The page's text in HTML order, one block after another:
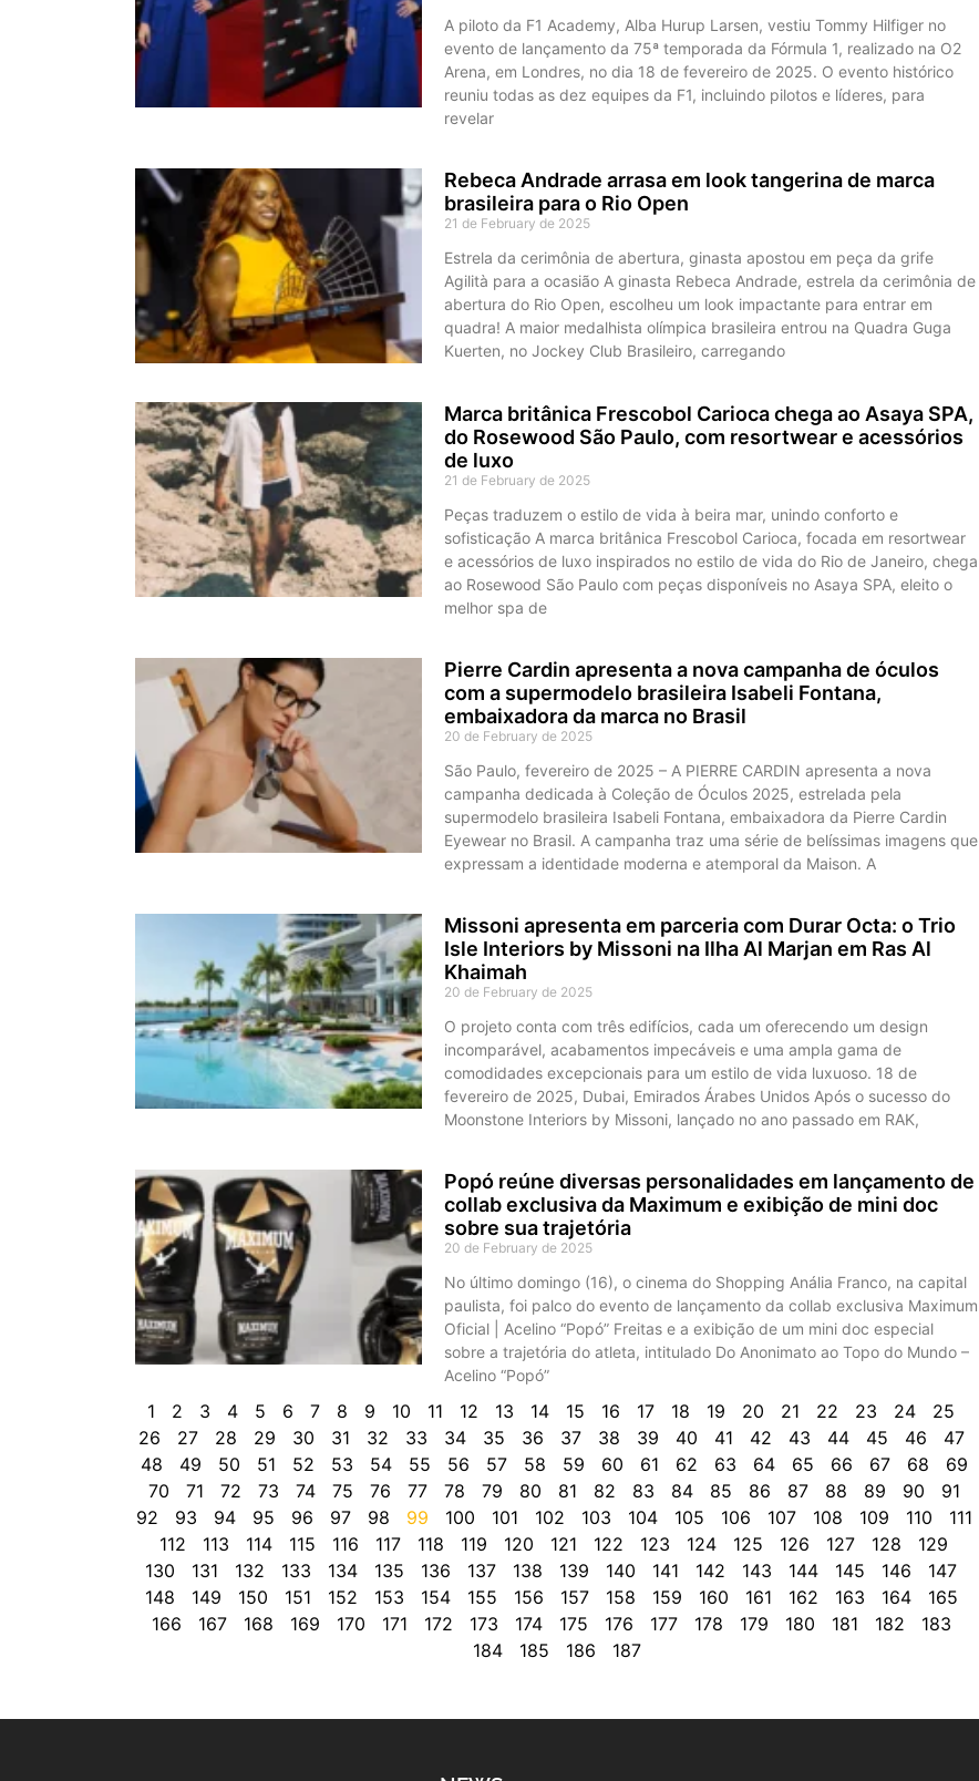
A piloto da F1 Academy, Alba Hurup Larsen, vestiu Tommy Hilfiger no
evento de lançamento da 75ª temporada da Fórmula 1, realizado na O2
Arena, em Londres, no dia 18 de fevereiro de 2025. O evento histórico
reuniu todas as dez equipes da F1, incluindo pilotos e líderes, para
revelar
Rebeca Andrade arrasa em look tangerina de marca
brasileira para o Rio Open
21 de February de 2025
Estrela da cerimônia de abertura, ginasta apostou em peça da grife
Agilità para a ocasião A ginasta Rebeca Andrade, estrela da cerimônia de
abertura do Rio Open, escolheu um look impactante para entrar em
quadra! A maior medalhista olímpica brasileira entrou na Quadra Guga
Kuerten, no Jockey Club Brasileiro, carregando
Marca britânica Frescobol Carioca chega ao Asaya SPA,
do Rosewood São Paulo, com resortwear e acessórios
de luxo
21 de February de 2025
Peças traduzem o estilo de vida à beira mar, unindo conforto e
sofisticação A marca britânica Frescobol Carioca, focada em resortwear
e acessórios de luxo inspirados no estilo de vida do Rio de Janeiro, chega
ao Rosewood São Paulo com peças disponíveis no Asaya SPA, eleito o
melhor spa de
Pierre Cardin apresenta a nova campanha de óculos
com a supermodelo brasileira Isabeli Fontana,
embaixadora da marca no Brasil
20 de February de 2025
São Paulo, fevereiro de 2025 – A PIERRE CARDIN apresenta a nova
campanha dedicada à Coleção de Óculos 2025, estrelada pela
supermodelo brasileira Isabeli Fontana, embaixadora da Pierre Cardin
Eyewear no Brasil. A campanha traz uma série de belíssimas imagens que
expressam a identidade moderna e atemporal da Maison. A
Missoni apresenta em parceria com Durar Octa: o Trio
Isle Interiors by Missoni na Ilha Al Marjan em Ras Al
Khaimah
20 de February de 2025
O projeto conta com três edifícios, cada um oferecendo um design
incomparável, acabamentos impecáveis e uma ampla gama de
comodidades excepcionais para um estilo de vida luxuoso. 18 de
fevereiro de 2025, Dubai, Emirados Árabes Unidos Após o sucesso do
Moonstone Interiors by Missoni, lançado no ano passado em RAK,
Popó reúne diversas personalidades em lançamento de
collab exclusiva da Maximum e exibição de mini doc
sobre sua trajetória
20 de February de 2025
No último domingo (16), o cinema do Shopping Anália Franco, na capital
paulista, foi palco do evento de lançamento da collab exclusiva Maximum
Oficial | Acelino “Popó” Freitas e a exibição de um mini doc especial
sobre a trajetória do atleta, intitulado Do Anonimato ao Topo do Mundo –
Acelino “Popó”
1 2 3 4 5 6 7 8 9 10 11 12 13 14 15 16 17 18 19 20 21 22 23 24
25
26
27 28 29 30 31 32 33 34 35 36 37 38 39 40 41 42 43 44 45 46
47
48
49 50 51 52 53 54 55 56 57 58 59 60 61 62 63 64 65 66 67 68
69
70
71 72 73 74 75 76 77 78 79 80 81 82 83 84 85 86 87 88 89 90
91
92
93 94 95 96 97 98 99 100 101 102 103 104 105 106 107 108 109 110
111
112
113 114 115 116 117 118 119 120 121 122 123 124 125 126 127 128
129
130
131 132 133 134 135 136 137 138 139 140 141 142 143 144 145 146
147
148
149 150 151 152 153 154 155 156 157 158 159 160 161 162 163 164
165
166
167 168 169 170 171 172 173 174 175 176 177 178 179 180 181 182
183
184
185 186 187